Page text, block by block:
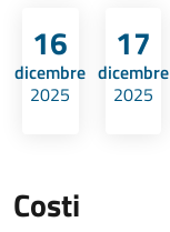
16
dicembre
2025
17
dicembre
2025
Costi